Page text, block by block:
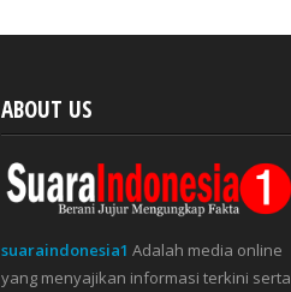
ABOUT US
suaraindonesia1 Adalah media online
yang menyajikan informasi terkini serta